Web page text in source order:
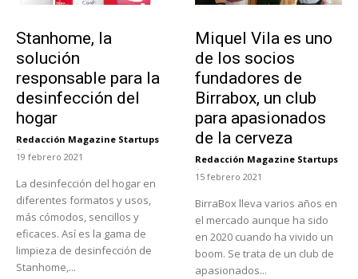
Stanhome, la
solución
responsable para la
desinfección del
hogar
Redacción Magazine Startups
-
19 febrero 2021
La desinfección del hogar en
diferentes formatos y usos,
más cómodos, sencillos y
eficaces. Así es la gama de
limpieza de desinfección de
Stanhome,...
Miquel Vila es uno
de los socios
fundadores de
Birrabox, un club
para apasionados
de la cerveza
Redacción Magazine Startups
-
15 febrero 2021
BirraBox lleva varios años en
el mercado aunque ha sido
en 2020 cuando ha vivido un
boom. Se trata de un club de
apasionados...